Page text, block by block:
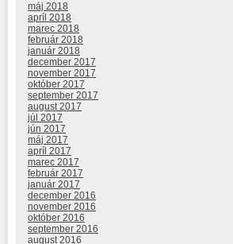
máj 2018
apríl 2018
marec 2018
február 2018
január 2018
december 2017
november 2017
október 2017
september 2017
august 2017
júl 2017
jún 2017
máj 2017
apríl 2017
marec 2017
február 2017
január 2017
december 2016
november 2016
október 2016
september 2016
august 2016